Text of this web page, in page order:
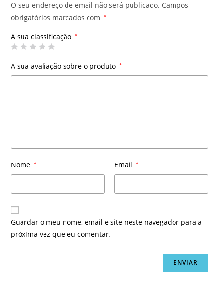
O seu endereço de email não será publicado. Campos
obrigatórios marcados com
*
A sua classificação *
A sua avaliação sobre o produto *
Nome * Email *
Guardar o meu nome, email e site neste navegador para a
próxima vez que eu comentar.